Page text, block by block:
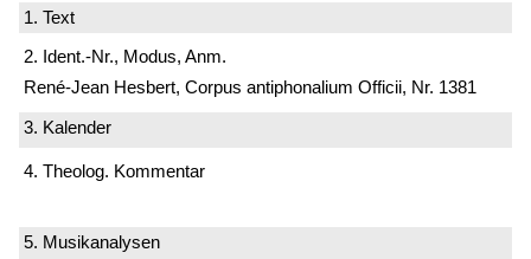
1. Text
2. Ident.-Nr., Modus, Anm.
René-Jean Hesbert, Corpus antiphonalium Officii, Nr. 1381
3. Kalender
4. Theolog. Kommentar
5. Musikanalysen